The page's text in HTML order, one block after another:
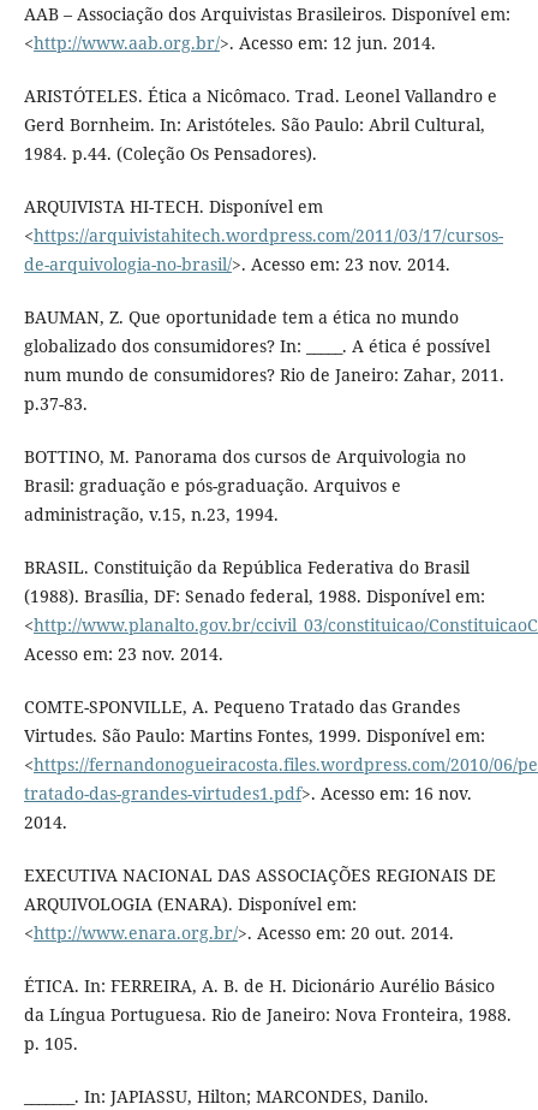
AAB – Associação dos Arquivistas Brasileiros. Disponível em:
<http://www.aab.org.br/>. Acesso em: 12 jun. 2014.
ARISTÓTELES. Ética a Nicômaco. Trad. Leonel Vallandro e
Gerd Bornheim. In: Aristóteles. São Paulo: Abril Cultural,
1984. p.44. (Coleção Os Pensadores).
ARQUIVISTA HI-TECH. Disponível em
<https://arquivistahitech.wordpress.com/2011/03/17/cursos-
de-arquivologia-no-brasil/>. Acesso em: 23 nov. 2014.
BAUMAN, Z. Que oportunidade tem a ética no mundo
globalizado dos consumidores? In: _____. A ética é possível
num mundo de consumidores? Rio de Janeiro: Zahar, 2011.
p.37-83.
BOTTINO, M. Panorama dos cursos de Arquivologia no
Brasil: graduação e pós-graduação. Arquivos e
administração, v.15, n.23, 1994.
BRASIL. Constituição da República Federativa do Brasil
(1988). Brasília, DF: Senado federal, 1988. Disponível em:
<http://www.planalto.gov.br/ccivil_03/constituicao/
Acesso em: 23 nov. 2014.
COMTE-SPONVILLE, A. Pequeno Tratado das Grandes
Virtudes. São Paulo: Martins Fontes, 1999. Disponível em:
<https://fernandonogueiracosta.files.wordpress.com/2010/06/
tratado-das-grandes-virtudes1.pdf>. Acesso em: 16 nov.
2014.
EXECUTIVA NACIONAL DAS ASSOCIAÇÕES REGIONAIS DE
ARQUIVOLOGIA (ENARA). Disponível em:
<http://www.enara.org.br/>. Acesso em: 20 out. 2014.
ÉTICA. In: FERREIRA, A. B. de H. Dicionário Aurélio Básico
da Língua Portuguesa. Rio de Janeiro: Nova Fronteira, 1988.
p. 105.
_______. In: JAPIASSU, Hilton; MARCONDES, Danilo.